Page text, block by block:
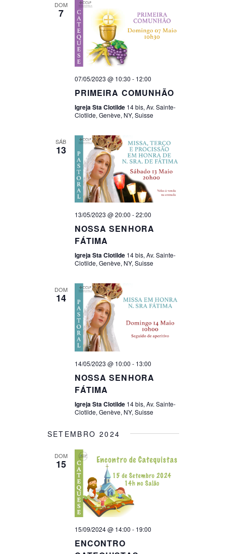
W
S
A
V
I
G
A
T
I
O
N
DOM
7
07/05/2023 @ 10:30 - 12:00
PRIMEIRA COMUNHÃO
Igreja Sta Clotilde 14 bis, Av. Sainte-
Clotilde, Genève, NY, Suisse
SÁB
13
13/05/2023 @ 20:00 -22:00
NOSSA SENHORA
FÁTIMA
Igreja Sta Clotilde 14 bis, Av. Sainte-
Clotilde, Genève, NY, Suisse
DOM
14
14/05/2023 @ 10:00 - 13:00
NOSSA SENHORA
FÁTIMA
Igreja Sta Clotilde 14 bis, Av. Sainte-
Clotilde, Genève, NY, Suisse
SETEMBRO 2024
DOM
15
15/09/2024 @ 14:00 - 19:00
ENCONTRO